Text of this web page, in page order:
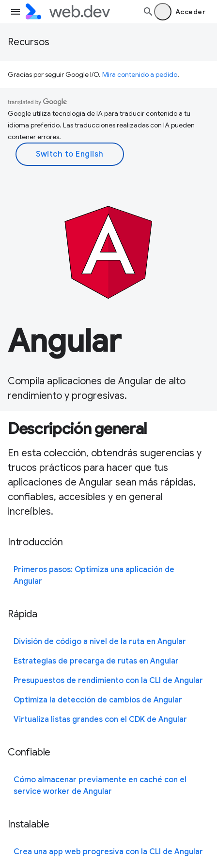
Acceder
Recursos
Gracias por seguir Google I/O. Mira contenido a pedido.
Google utiliza tecnología de IA para traducir contenido a tu
idioma preferido. Las traducciones realizadas con IA pueden
contener errores.
Angular
Compila aplicaciones de Angular de alto
rendimiento y progresivas.
Descripción general
En esta colección, obtendrás sugerencias y
trucos prácticos para hacer que tus
aplicaciones de Angular sean más rápidas,
confiables, accesibles y en general
increíbles.
Introducción
Primeros pasos: Optimiza una aplicación de
Angular
Rápida
División de código a nivel de la ruta en Angular
Estrategias de precarga de rutas en Angular
Presupuestos de rendimiento con la CLI de Angular
Optimiza la detección de cambios de Angular
Virtualiza listas grandes con el CDK de Angular
Confiable
Cómo almacenar previamente en caché con el
service worker de Angular
Instalable
Crea una app web progresiva con la CLI de Angular